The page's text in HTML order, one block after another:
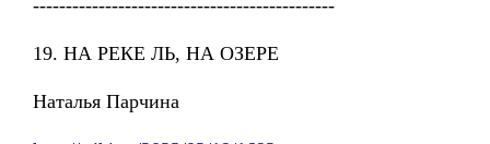
----------------------------------------------
19. НА РЕКЕ ЛЬ, НА ОЗЕРЕ
Наталья Парчина